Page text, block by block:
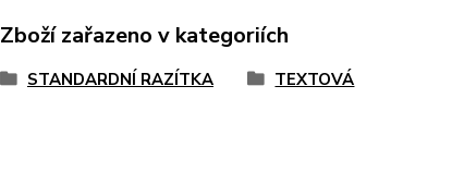
Zboží zařazeno v kategoriích
STANDARDNÍ RAZÍTKA TEXTOVÁ